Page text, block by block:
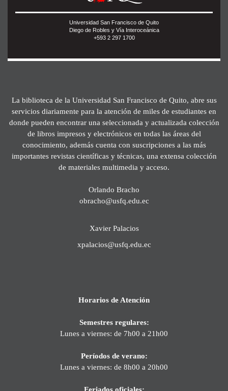
Universidad San Francisco de Quito
Diego de Robles y Vía Interoceánica
+593 2 297 1700
La biblioteca de la Universidad San Francisco de Quito, abre sus
servicios diariamente para la atención de miles de estudiantes en
donde pueden encontrar una seleccionada y actualizada colección
de libros impresos y electrónicos en todas las áreas del
conocimiento, además cuenta con suscripciones a las más
importantes revistas científicas y técnicas, una extensa colección
de materiales multimedia y acceso.
Orlando Bracho
obracho@usfq.edu.ec
Xavier Palacios
xpalacios@usfq.edu.ec
Horarios de Atención
Semestres regulares:
Lunes a viernes: de 7h00 a 21h00
Períodos de verano:
Lunes a viernes: de 8h00 a 20h00
Feriados oficiales: